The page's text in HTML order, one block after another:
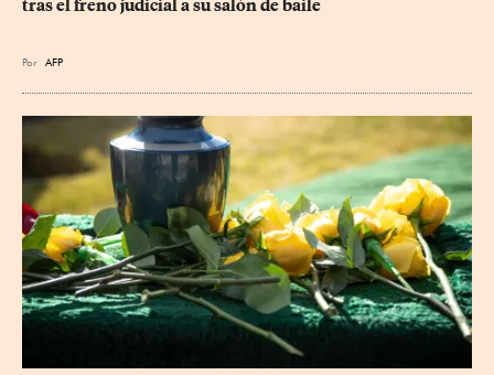
tras el freno judicial a su salón de baile
Por AFP